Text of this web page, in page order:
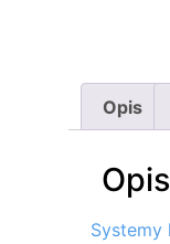
Opis
Opis
Systemy